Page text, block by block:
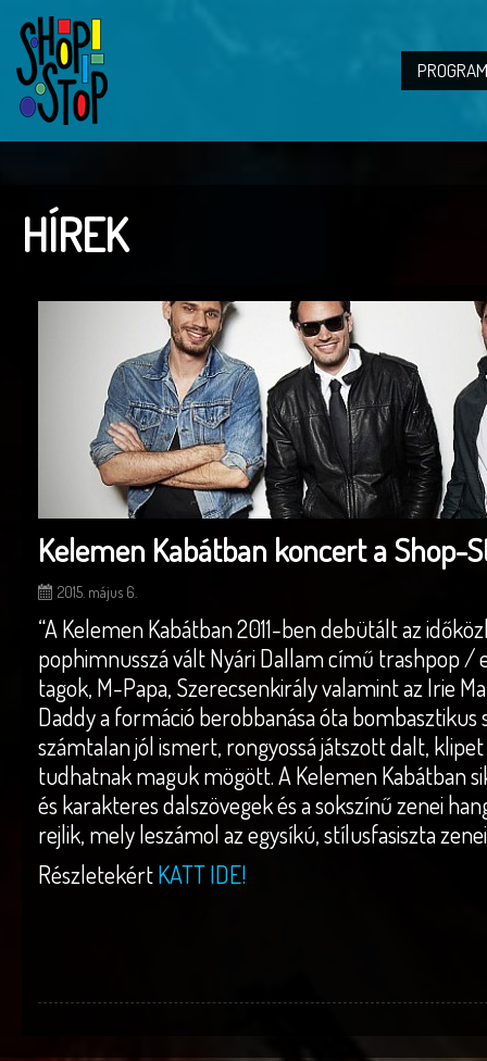
HÍREK
Kelemen Kabátban koncert a Shop-
2015. május 6.
“A Kelemen Kabátban 2011-ben debütált az
pophimnusszá vált Nyári Dallam című trashpop /
tagok, M-Papa, Szerecsenkirály valamint az Irie
Daddy a formáció berobbanása óta
számtalan jól ismert, rongyossá játszott dalt,
tudhatnak maguk mögött. A Kelemen Kabátban
és karakteres dalszövegek és a sokszínű zenei
rejlik, mely leszámol az egysíkú, stílusfasiszta zenei
RészletekértKATT IDE!